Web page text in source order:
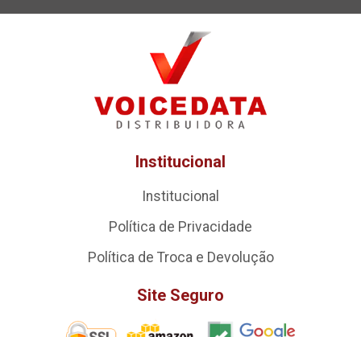
Institucional
Institucional
Política de Privacidade
Política de Troca e Devolução
Site Seguro